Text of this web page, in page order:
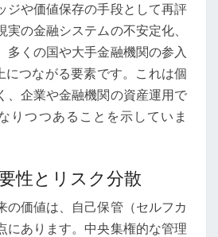
ジや価値保存の手段として再評
の金融システムの不安定化、
多くの国や大手金融機関の参入
につながる要素です。これは個
、企業や金融機関の資産運用で
りつつあることを示していま
性とリスク分散
の価値は、自己保管（セルフカ
にあります。中央集権的な管理